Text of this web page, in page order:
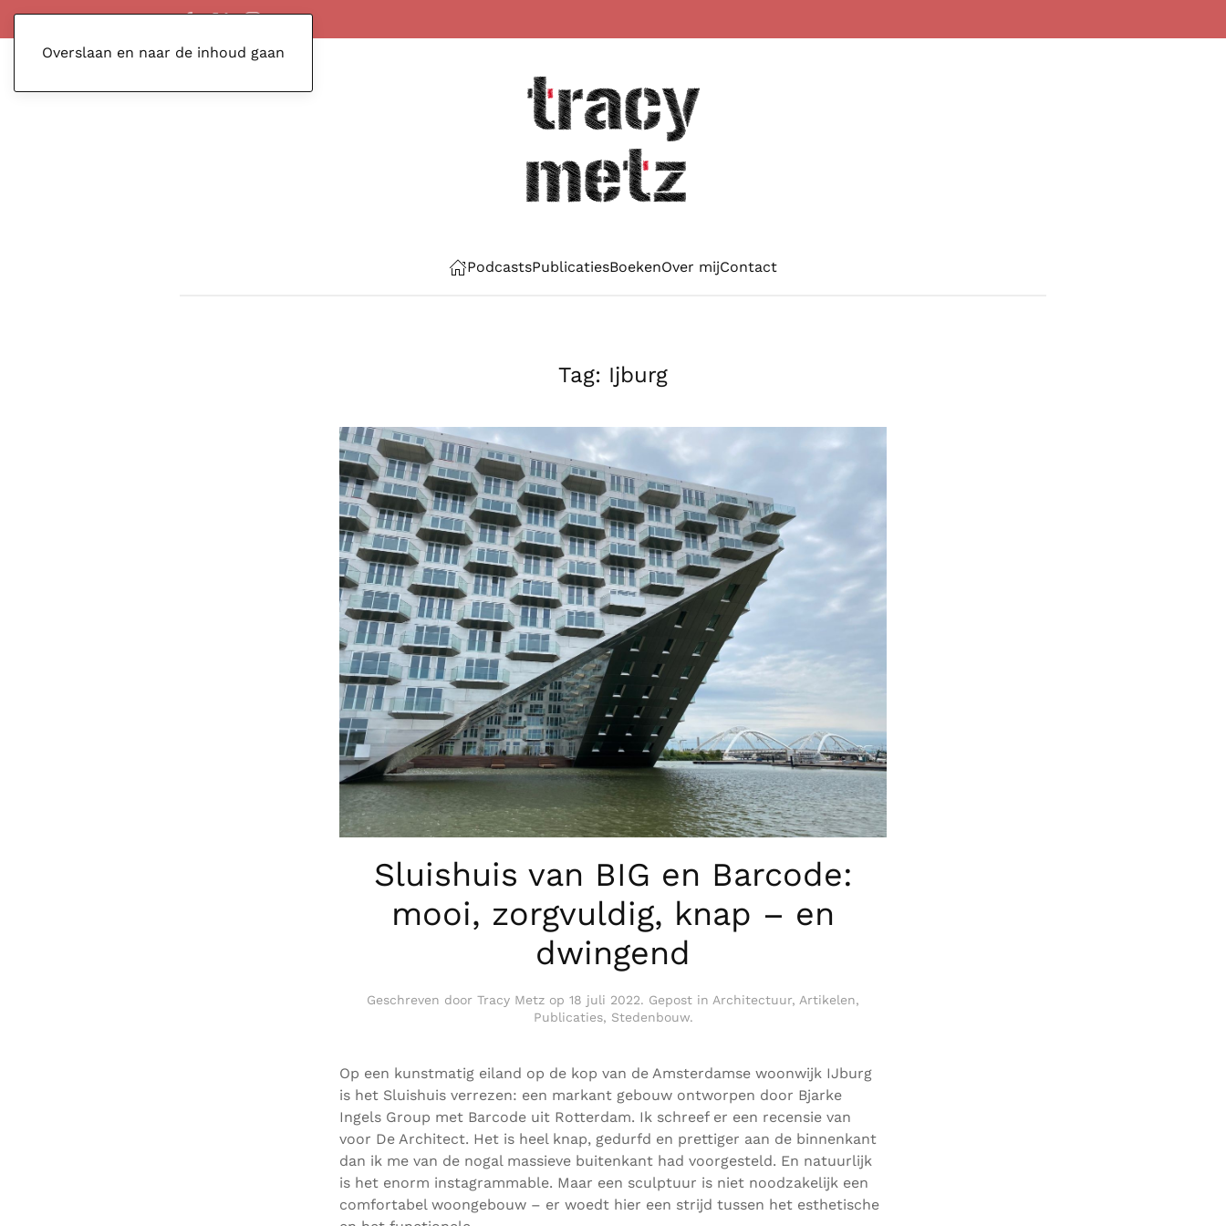
Overslaan en naar de inhoud gaan
PodcastsPublicatiesBoekenOver mijContact
Tag: Ijburg
Sluishuis van BIG en Barcode:
mooi, zorgvuldig, knap – en
dwingend
Geschreven door Tracy Metz op 18 juli 2022. Gepost in Architectuur, Artikelen,
Publicaties, Stedenbouw.
Op een kunstmatig eiland op de kop van de Amsterdamse woonwijk IJburg
is het Sluishuis verrezen: een markant gebouw ontworpen door Bjarke
Ingels Group met Barcode uit Rotterdam. Ik schreef er een recensie van
voor De Architect. Het is heel knap, gedurfd en prettiger aan de binnenkant
dan ik me van de nogal massieve buitenkant had voorgesteld. En natuurlijk
is het enorm instagrammable. Maar een sculptuur is niet noodzakelijk een
comfortabel woongebouw – er woedt hier een strijd tussen het esthetische